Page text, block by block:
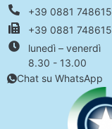
+39 0881 748615
+39 0881 748615
lunedì – venerdì
8.30 - 13.00
Chat su WhatsApp